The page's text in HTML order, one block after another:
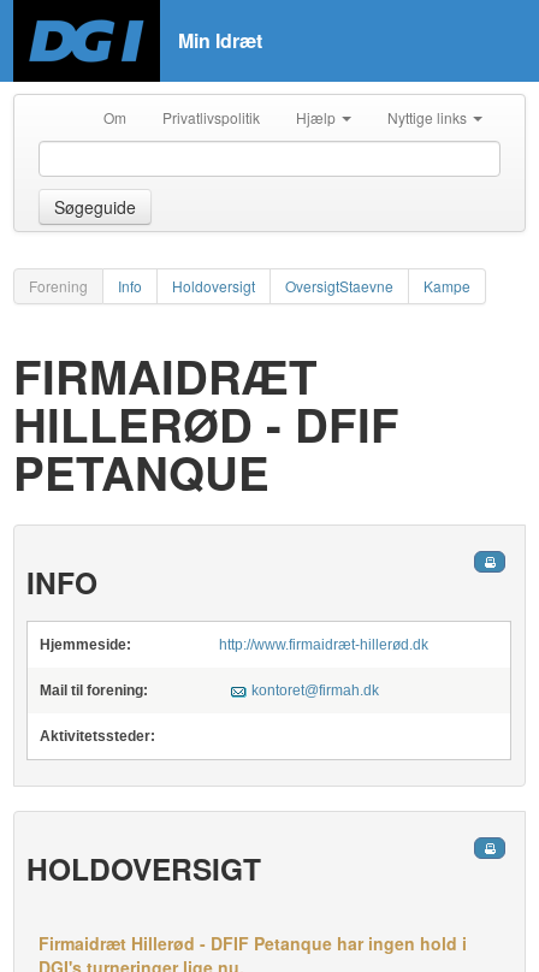
Min Idræt
Om Privatlivspolitik Hjælp Nyttige links
Søgeguide
Forening Info Holdoversigt OversigtStaevne Kampe
FIRMAIDRÆT
HILLERØD - DFIF
PETANQUE
INFO
Hjemmeside: http://www.firmaidræt-hillerød.dk
Mail til forening: kontoret@firmah.dk
Aktivitetssteder:
HOLDOVERSIGT
Firmaidræt Hillerød - DFIF Petanque har ingen hold i
DGI's turneringer lige nu.